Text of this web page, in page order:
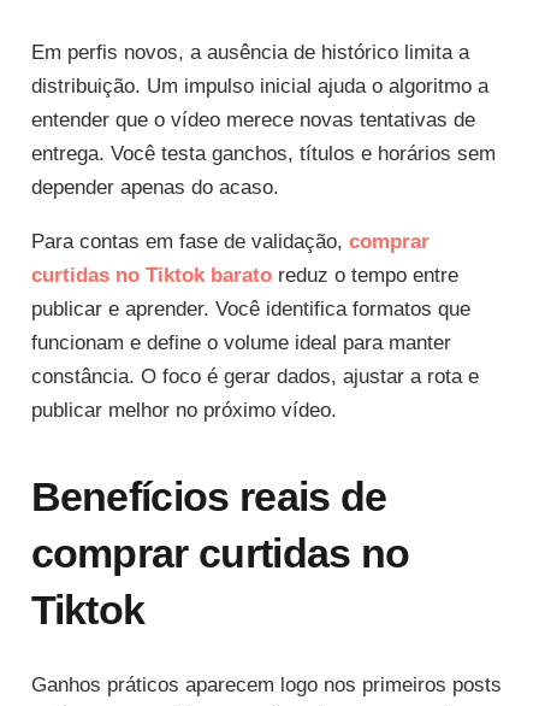
Em perfis novos, a ausência de histórico limita a
distribuição. Um impulso inicial ajuda o algoritmo a
entender que o vídeo merece novas tentativas de
entrega. Você testa ganchos, títulos e horários sem
depender apenas do acaso.
Para contas em fase de validação, comprar
curtidas no Tiktok baratoreduz o tempo entre
publicar e aprender. Você identifica formatos que
funcionam e define o volume ideal para manter
constância. O foco é gerar dados, ajustar a rota e
publicar melhor no próximo vídeo.
Benefícios reais de
comprar curtidas no
Tiktok
Ganhos práticos aparecem logo nos primeiros posts